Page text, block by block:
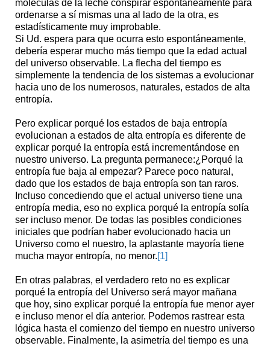
moléculas de la leche conspirar espontáneamente para
ordenarse a sí mismas una al lado de la otra, es
estadísticamente muy improbable.
Si Ud. espera para que ocurra esto espontáneamente,
debería esperar mucho más tiempo que la edad actual
del universo observable. La flecha del tiempo es
simplemente la tendencia de los sistemas a evolucionar
hacia uno de los numerosos, naturales, estados de alta
entropía.
Pero explicar porqué los estados de baja entropía
evolucionan a estados de alta entropía es diferente de
explicar porqué la entropía está incrementándose en
nuestro universo. La pregunta permanece:¿Porqué la
entropía fue baja al empezar? Parece poco natural,
dado que los estados de baja entropía son tan raros.
Incluso concediendo que el actual universo tiene una
entropía media, eso no explica porqué la entropía solía
ser incluso menor. De todas las posibles condiciones
iniciales que podrían haber evolucionado hacia un
Universo como el nuestro, la aplastante mayoría tiene
mucha mayor entropía, no menor.[1]
En otras palabras, el verdadero reto no es explicar
porqué la entropía del Universo será mayor mañana
que hoy, sino explicar porqué la entropía fue menor ayer
e incluso menor el día anterior. Podemos rastrear esta
lógica hasta el comienzo del tiempo en nuestro universo
observable. Finalmente, la asimetría del tiempo es una